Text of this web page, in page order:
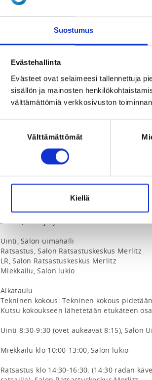
Suostumus
Evästehallinta
Evästeet ovat selaimeesi tallennettuja
sisällön ja mainosten
välttämättömiä verkkosivuston
Välttämättömät
Kiellä
SPORTS
4-ottelu, Nykyaikainen 5-ottelu
REGISTRATION PERIOD
PRICES
Osallistumismaksu 65,00 €
Osallistumismaksu moniottelu 40,00 € - Ei
Minna Lehtola
minna.lehtola@fencing-pentathlon.fi
SM-kilpailut järjestetään la 4.5.2024 Salossa
Uinti, Salon uimahalli
Ratsastus, Salon Ratsastuskeskus Merlitz
LR, Salon Ratsastuskeskus Merlitz
Miekkailu, Salon lukio
Aikataulu:
Tekninen kokous: Tekninen kokous
Kutsu kokoukseen lähetetään etukäteen
Uinti 8:30-9:30 (ovet aukeavat 8:15), Salon
Miekkailu klo 10:00-13:00, Salon lukio
Ratsastus klo 14:30-16:30. (14:30 radan